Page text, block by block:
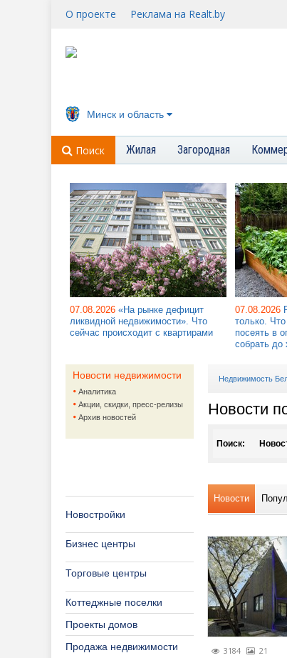
О проекте Реклама на Realt.by
Минск и область
Поиск Жилая Загородная
07.08.2026 «На рынке дефицит
ликвидной недвижимости». Что
сейчас происходит с квартирами
07.08.2026
только.
посеять в
собрать до
Новости недвижимости
Аналитика
Акции, скидки, пресс-релизы
Архив новостей
Новостройки
Бизнес центры
Торговые центры
Коттеджные поселки
Проекты домов
Продажа недвижимости
Недвижимость
Новости
Поиск:
Новости
3184 21